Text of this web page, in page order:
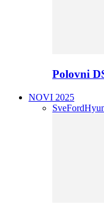
Polovni
NOVI 2025
SveFord